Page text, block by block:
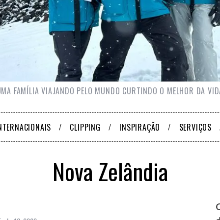
FAMÍLIA VIAJANDO PELO MUNDO CURTINDO O MELHOR DA
CLIPPING INSPIRAÇÃO SERVIÇOS
Nova Zelândia